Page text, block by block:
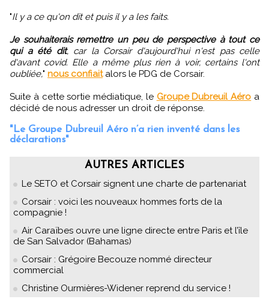
"Il y a ce qu'on dit et puis il y a les faits.
Je souhaiterais remettre un peu de perspective à tout ce
qui a été dit, car la Corsair d'aujourd'hui n'est pas celle
d'avant covid. Elle a même plus rien à voir, certains l'ont
oubliée," nous confiaitalors le PDG de Corsair.
Suite à cette sortie médiatique, le Groupe Dubreuil Aéro a
décidé de nous adresser un droit de réponse.
"Le Groupe Dubreuil Aéro n’a rien inventé dans les
déclarations"
AUTRES ARTICLES
Le SETO et Corsair signent une charte de partenariat
Corsair : voici les nouveaux hommes forts de la
compagnie !
Air Caraïbes ouvre une ligne directe entre Paris et l’île
de San Salvador (Bahamas)
Corsair : Grégoire Becouze nommé directeur
commercial
Christine Ourmières-Widener reprend du service !